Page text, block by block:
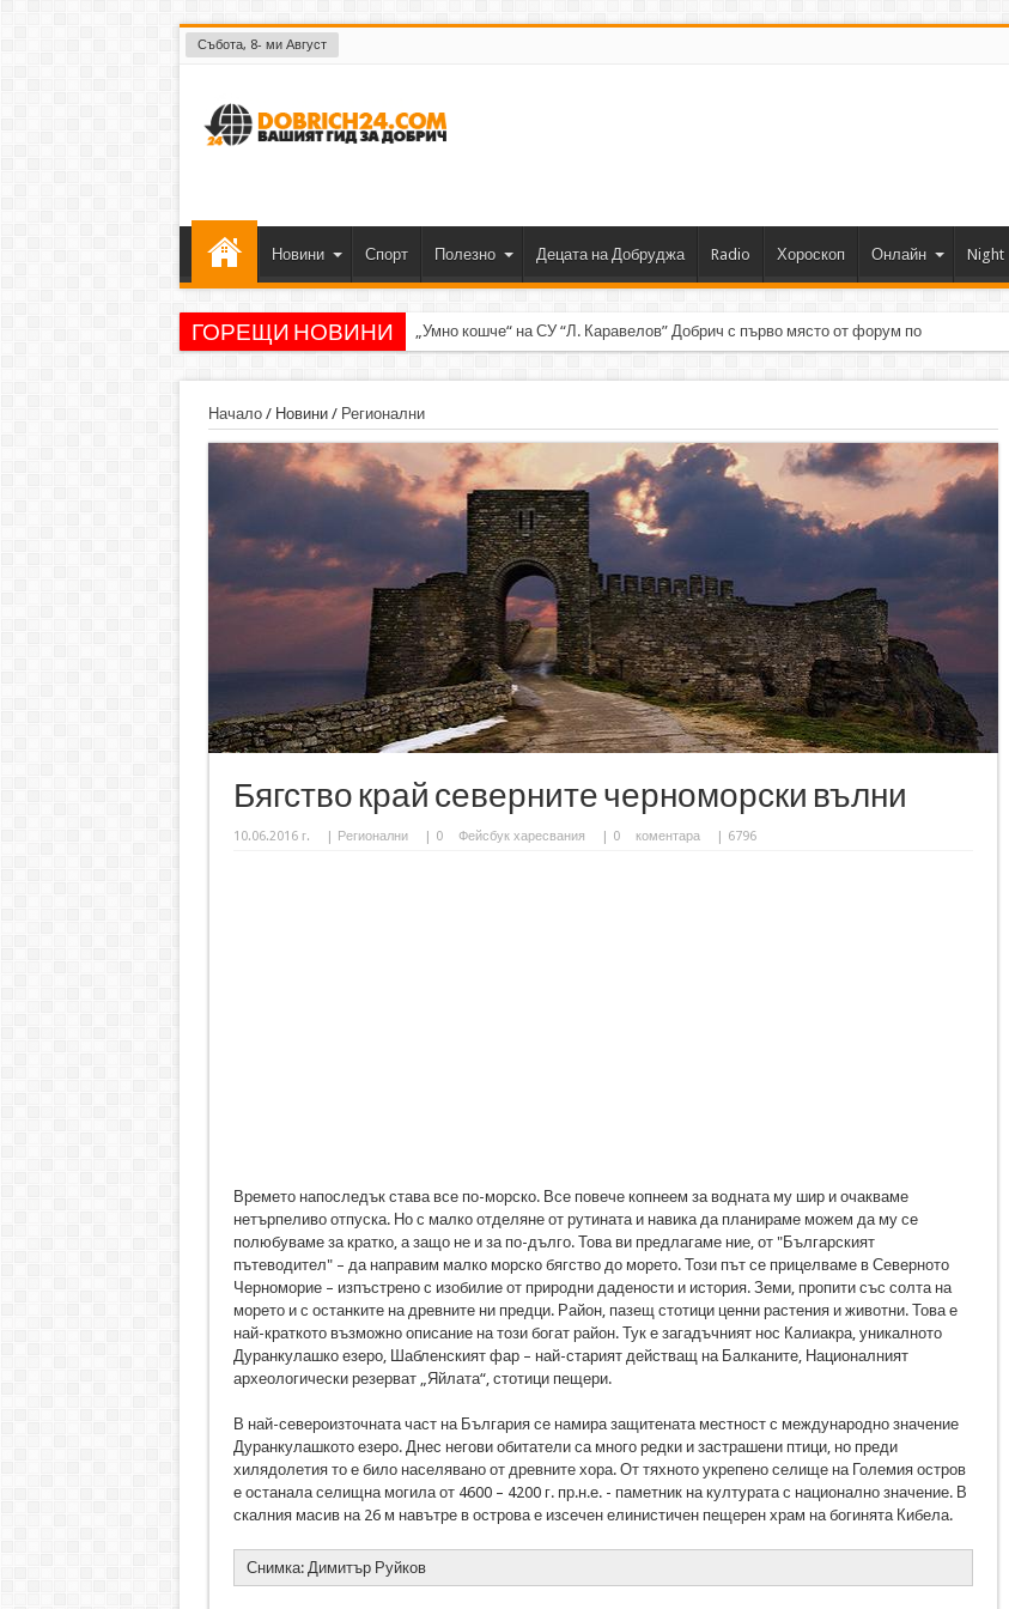
Събота, 8- ми Август
Новини Спорт Полезно Децата на Добруджа Radio Хороскоп Онлайн Night
ГОРЕЩИ НОВИНИ „Умно кошче“ на СУ “Л. Каравелов” Добрич с първо място от форум по роботика
Начало/ Новини/ Регионални
Бягство край северните черноморски вълни
10.06.2016 г. Регионални 0 Фейсбук харесвания 0 коментара | 6796
Времето напоследък става все по-морско. Все повече копнеем за водната му шир и очакваме
нетърпеливо отпуска. Но с малко отделяне от рутината и навика да планираме можем да му се
полюбуваме за кратко, а защо не и за по-дълго. Това ви предлагаме ние, от "Българският
пътеводител" – да направим малко морско бягство до морето. Този път се прицелваме в Северното
Черноморие – изпъстрено с изобилие от природни дадености и история. Земи, пропити със солта на
морето и с останките на древните ни предци. Район, пазещ стотици ценни растения и животни. Това е
най-краткото възможно описание на този богат район. Тук е загадъчният нос Калиакра, уникалното
Дуранкулашко езеро, Шабленският фар – най-старият действащ на Балканите, Националният
археологически резерват „Яйлата“, стотици пещери.
В най-североизточната част на България се намира защитената местност с международно значение
Дуранкулашкото езеро. Днес негови обитатели са много редки и застрашени птици, но преди
хилядолетия то е било населявано от древните хора. От тяхното укрепено селище на Големия остров
е останала селищна могила от 4600 – 4200 г. пр.н.е. - паметник на културата с национално значение. В
скалния масив на 26 м навътре в острова е изсечен елинистичен пещерен храм на богинята Кибела.
Снимка: Димитър Руйков